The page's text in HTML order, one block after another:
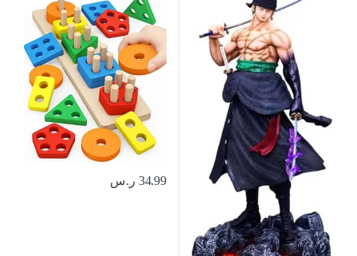
، ألعاب تعليمية ، فارز شكل مكدس
التعرف على اللون ، هدية ألغاز التعلم
34.99 ر.س